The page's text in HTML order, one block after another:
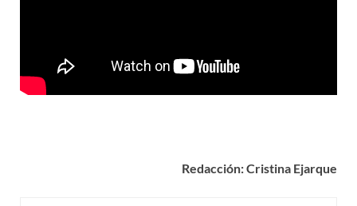
Redacción: Cristina Ejarque